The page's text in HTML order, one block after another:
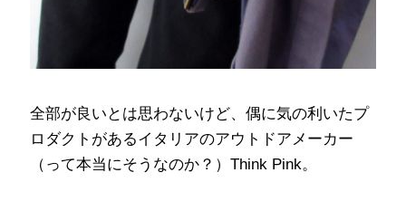
全部が良いとは思わないけど、偶に気の利いたプ
ロダクトがあるイタリアのアウトドアメーカー
（って本当にそうなのか？）Think Pink。